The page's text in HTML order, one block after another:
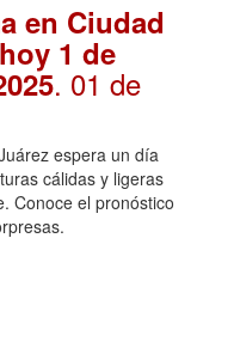
en Ciudad
1 de
. 01 de
espera un día
cálidas y ligeras
Conoce el pronóstico